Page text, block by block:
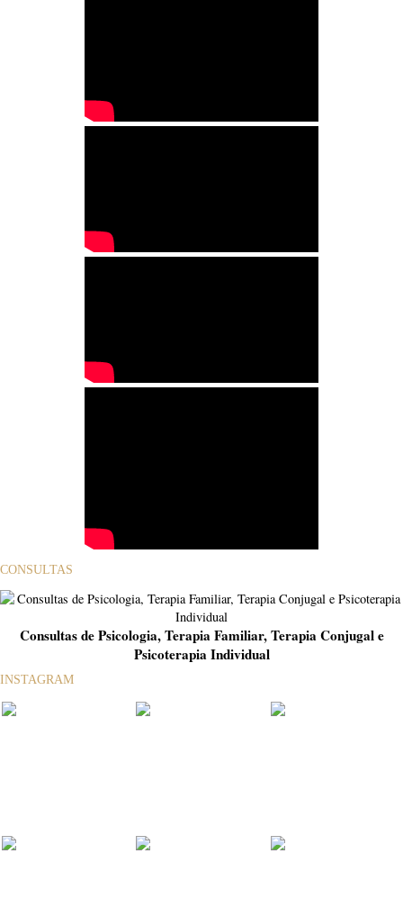
CONSULTAS
Consultas de Psicologia, Terapia Familiar, Terapia Conjugal e
Psicoterapia Individual
INSTAGRAM